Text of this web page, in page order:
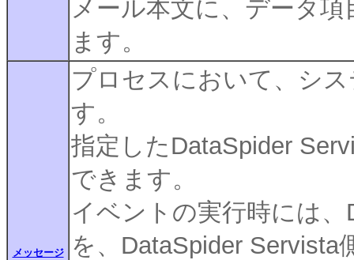
メール本文に、データ
ます。
メッセージ
プロセスにおいて、シ
す。
指定したDataSpider
できます。
イベントの実行時には
を、DataSpider